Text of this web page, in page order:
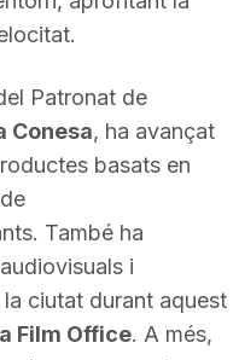
Patronat de
Conesa, ha avançat
basats en
També ha
i
ciutat durant aquest
Film Office. A més,